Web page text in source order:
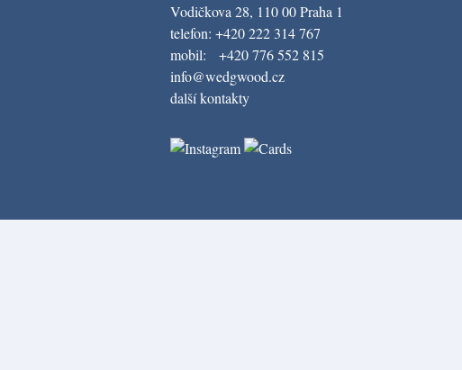
Vodičkova 28, 110 00 Praha 1
telefon: +420 222 314 767
mobil: +420 776 552 815
info@wedgwood.cz
další kontakty